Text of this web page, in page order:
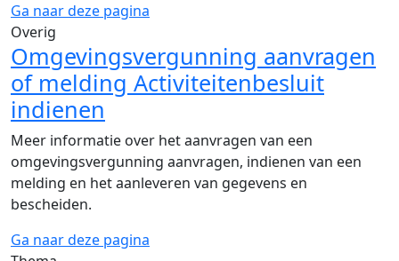
Ga naar deze pagina
Overig
Omgevingsvergunning aanvragen
of melding Activiteitenbesluit
indienen
Meer informatie over het aanvragen van een
omgevingsvergunning aanvragen, indienen van een
melding en het aanleveren van gegevens en
bescheiden.
Ga naar deze pagina